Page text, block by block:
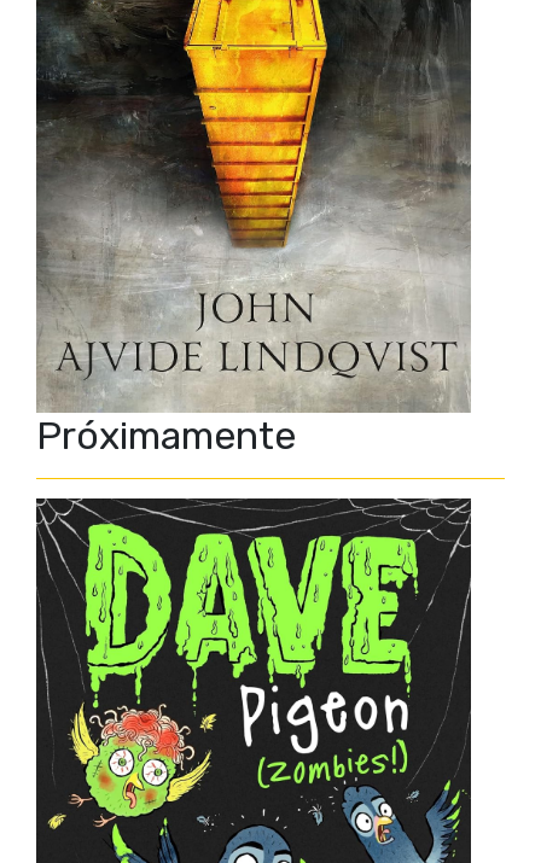
Próximamente